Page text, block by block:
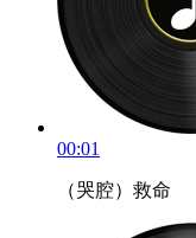
00:01
（哭腔）救命